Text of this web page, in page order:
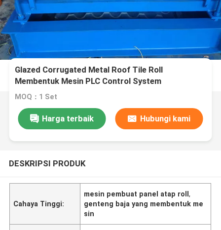
Glazed Corrugated Metal Roof Tile Roll
Membentuk Mesin PLC Control System
MOQ：1 Set
Harga terbaik Hubungi kami
DESKRIPSI PRODUK
Cahaya Tinggi:
mesin pembuat panel atap roll,
genteng baja yang membentuk me
sin